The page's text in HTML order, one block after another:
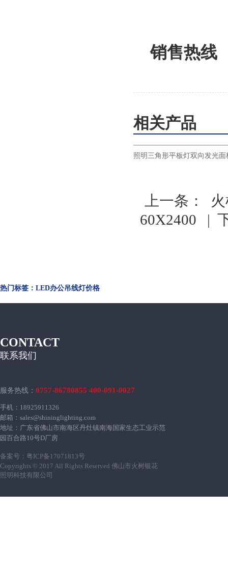
销售热线
相关产品
火树银花照明三角形平板灯双向发光面板
上一条：
60X2400
|
热门标签：LED办公吊线灯价格
CONTACT
联系我们
服务热线： 0757-86780855 400-091-0027
手机：18925911326
邮箱：sales@shininglighting.com
地址：广东省佛山市南海区丹灶镇南海国家生态工业示范
园百合路10号D厂房
备案号： 粤ICP备17071813号
Copyrights © 2017 All Rights Reserved 佛山市火树银花
照明科技有限公司